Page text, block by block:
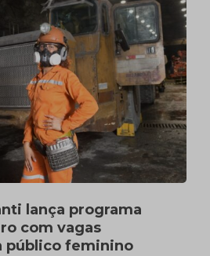
lança programa
com vagas
público feminino